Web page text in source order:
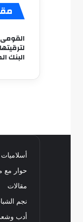
البنك
أسلاميات
حوار مع
مقالات
نجم
أدب